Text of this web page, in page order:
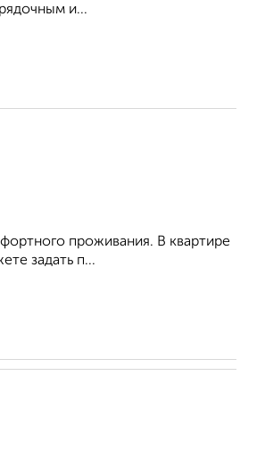
и...
проживания. В квартире
задать п...